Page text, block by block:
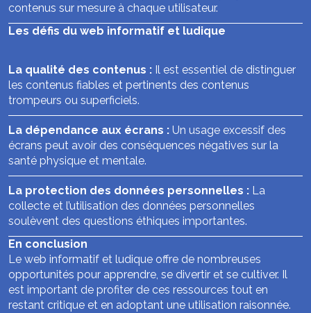
contenus sur mesure à chaque utilisateur.
Les défis du web informatif et ludique
La qualité des contenus : Il est essentiel de distinguer
les contenus fiables et pertinents des contenus
trompeurs ou superficiels.
La dépendance aux écrans : Un usage excessif des
écrans peut avoir des conséquences négatives sur la
santé physique et mentale.
La protection des données personnelles : La
collecte et l’utilisation des données personnelles
soulèvent des questions éthiques importantes.
En conclusion
Le web informatif et ludique offre de nombreuses
opportunités pour apprendre, se divertir et se cultiver. Il
est important de profiter de ces ressources tout en
restant critique et en adoptant une utilisation raisonnée.